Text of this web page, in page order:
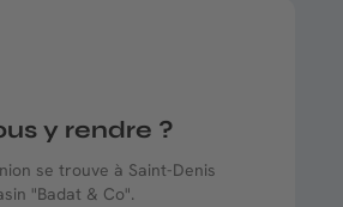
y rendre ?
se trouve à Saint-Denis
"Badat & Co".